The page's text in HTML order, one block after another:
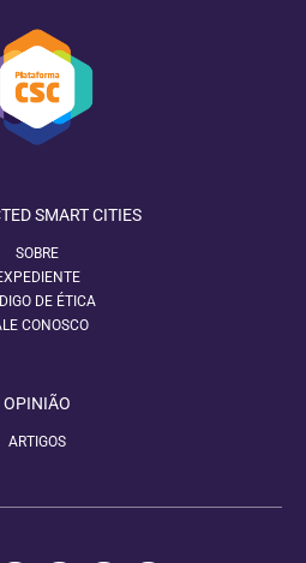
SMART CITIES
SOBRE
DE ÉTICA
CONOSCO
OPINIÃO
ARTIGOS